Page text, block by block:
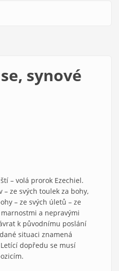
synové
– volá prorok Ezechiel.
– ze svých toulek za bohy,
– ze svých úletů – ze
a nepravými
k původnímu poslání
situaci znamená
dopředu se musí